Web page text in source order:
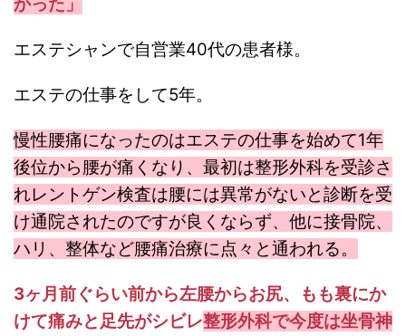
エステシャンで自営業40代の患者様。
エステの仕事をして5年。
慢性腰痛になったのはエステの仕事を始めて1年
後位から腰が痛くなり、最初は整形外科を受診さ
れレントゲン検査は腰には異常がないと診断を受
け通院されたのですが良くならず、他に接骨院、
ハリ、整体など腰痛治療に点々と通われる。
3ヶ月前ぐらい前から左腰からお尻、もも裏にか
けて痛みと足先がシビレ整形外科で今度は坐骨神